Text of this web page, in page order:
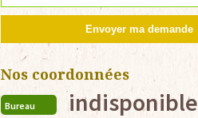
Nos coordonnées
Bureau indisponible